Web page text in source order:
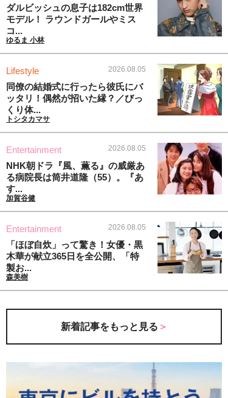
ダルビッシュの息子は182cm世界
モデル！ ラウンドガールやミス
コ...
ゆるま 小林
Lifestyle 2026.08.05
同僚の結婚式に行ったら彼氏にバ
ッタリ！偶然が招いた縁？／びっ
くり体...
トシタカマサ
Entertainment 2026.08.05
NHK朝ドラ『風、薫る』の威厳あ
る病院長は筒井道隆（55）。『あ
す...
加賀谷健
Entertainment 2026.08.05
「ほぼ自炊」って驚き！女優・黒
木華が献立365日を全公開、「特
製お...
森美樹
新着記事をもっと見る